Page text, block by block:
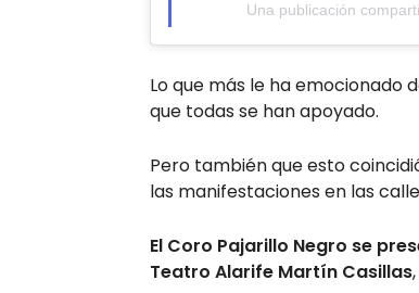
Una publicación
Lo que más le ha emocionado
que todas se han apoyado.
Pero también que esto
las manifestaciones en las
El Coro Pajarillo Negro se
Teatro Alarife Martín Casillas